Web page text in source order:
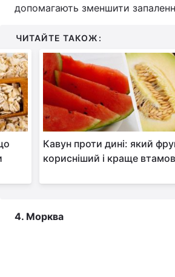
допомагають зменшити
ЧИТАЙТЕ ТАКОЖ:
Кавун проти дині: який
корисніший і краще
4. Морква